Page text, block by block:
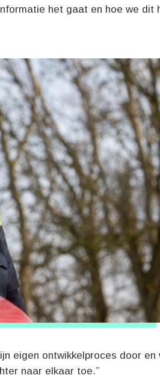
het gaat en hoe we dit
eigen ontwikkelproces door en
naar elkaar toe.”